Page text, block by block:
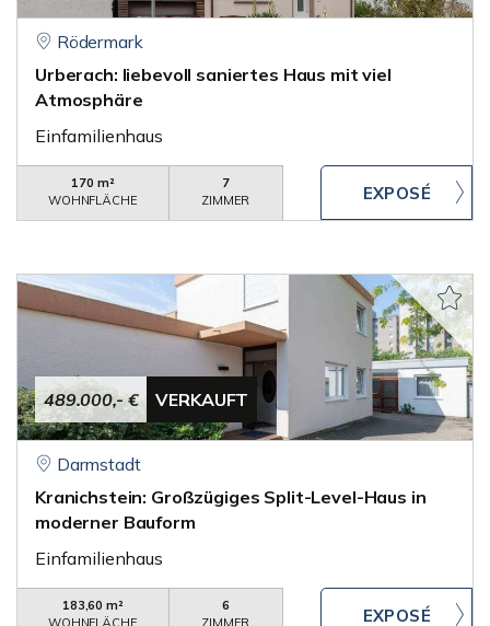
Rödermark
Urberach: liebevoll saniertes Haus mit viel
Atmosphäre
Einfamilienhaus
170 m²
WOHNFLÄCHE
7
ZIMMER
489.000,- € VERKAUFT
Darmstadt
Kranichstein: Großzügiges Split-Level-Haus in
moderner Bauform
Einfamilienhaus
183,60 m²
WOHNFLÄCHE
6
ZIMMER